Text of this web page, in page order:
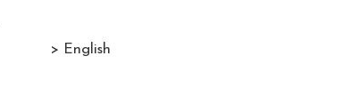
> English